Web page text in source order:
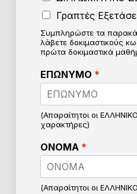
Γραπτές
Συμπληρώστε τα
λάβετε δοκιμαστικούς
πρώτα δοκιμαστικά
ΕΠΩΝΥΜΟ *
(Απαραίτητοι οι
χαρακτήρες)
ΟΝΟΜΑ *
(Απαραίτητοι οι